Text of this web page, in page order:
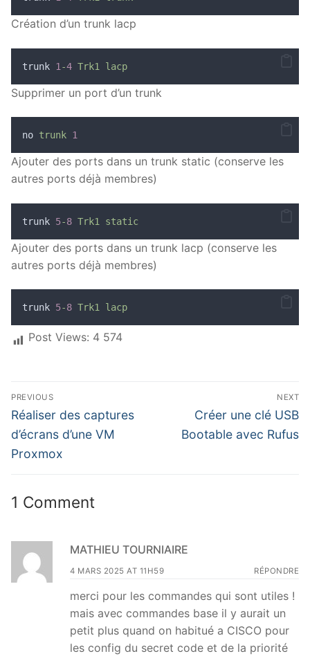
Création d’un trunk lacp
trunk 1 -4 Trk1 lacp
Supprimer un port d’un trunk
no trunk 1
Ajouter des ports dans un trunk static (conserve les
autres ports déjà membres)
trunk 5-8 Trk1 static
Ajouter des ports dans un trunk lacp (conserve les
autres ports déjà membres)
trunk 5-8 Trk1 lacp
Post Views: 4 574
PREVIOUS
Réaliser des captures
d’écrans d’une VM
Proxmox
NEXT
Créer une clé USB
Bootable avec Rufus
1 Comment
MATHIEU TOURNIAIRE
4 MARS 2025 AT 11H59 RÉPONDRE
merci pour les commandes qui sont utiles !
mais avec commandes base il y aurait un
petit plus quand on habitué a CISCO pour
les config du secret code et de la priorité